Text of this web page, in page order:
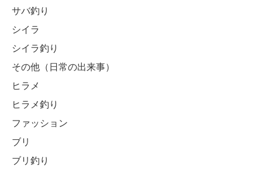
サバ釣り
シイラ
シイラ釣り
その他（日常の出来事）
ヒラメ
ヒラメ釣り
ファッション
ブリ
ブリ釣り